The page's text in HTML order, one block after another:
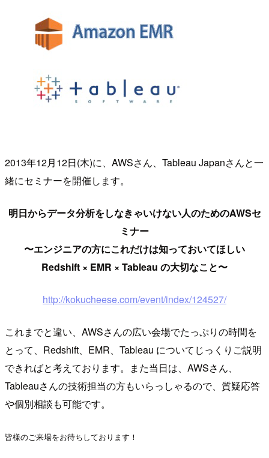
2013年12月12日(木)に、AWSさん、Tableau Japanさんと一
緒にセミナーを開催します。
明日からデータ分析をしなきゃいけない人のためのAWSセ
ミナー
〜エンジニアの方にこれだけは知っておいてほしい
Redshift × EMR × Tableau の大切なこと〜
http://kokucheese.com/event/index/124527/
これまでと違い、AWSさんの広い会場でたっぷりの時間を
とって、Redshift、EMR、Tableau についてじっくりご説明
できればと考えております。また当日は、AWSさん、
Tableauさんの技術担当の方もいらっしゃるので、質疑応答
や個別相談も可能です。
皆様のご来場をお待ちしております！